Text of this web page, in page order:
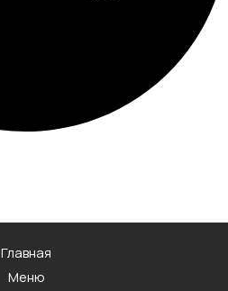
Главная
Меню